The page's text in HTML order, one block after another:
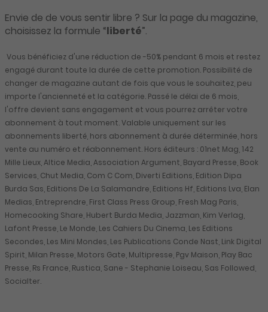
Envie de de vous sentir libre ? Sur la page du magazine,
choisissez la formule “liberté”.
Vous bénéficiez d'une réduction de -50% pendant 6 mois et restez
engagé durant toute la durée de cette promotion. Possibilité de
changer de magazine autant de fois que vous le souhaitez, peu
importe l'ancienneté et la catégorie. Passé le délai de 6 mois,
l'offre devient sans engagement et vous pourrez arrêter votre
abonnement à tout moment. Valable uniquement sur les
abonnements liberté, hors abonnement à durée déterminée, hors
vente au numéro et réabonnement. Hors éditeurs : 01net Mag, 142
Mille Lieux, Altice Media, Association Argument, Bayard Presse, Book
Services, Chut Media, Com C Com, Diverti Editions, Edition Dipa
Burda Sas, Editions De La Salamandre, Editions Hf, Editions Lva, Elan
Medias, Entreprendre, First Class Press Group, Fresh Mag Paris,
Homecooking Share, Hubert Burda Media, Jazzman, Kim Verlag,
Lafont Presse, Le Monde, Les Cahiers Du Cinema, Les Editions
Secondes, Les Mini Mondes, Les Publications Conde Nast, Link Digital
Spirit, Milan Presse, Motors Gate, Multipresse, Pgv Maison, Play Bac
Presse, Rs France, Rustica, Sane - Stephanie Loiseau, Sas Followed,
Socialter.